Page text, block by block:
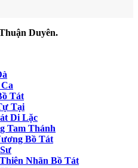
Duyên.
Tát
Tại
Di Lặc
Tam Thánh
Bồ Tát
Nhãn Bồ Tát